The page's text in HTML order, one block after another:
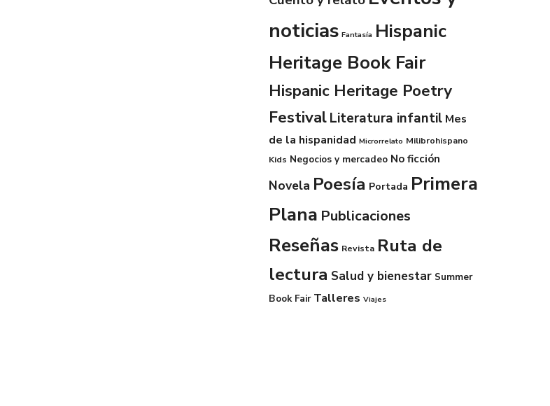
noticias Fantasía Hispanic
Heritage Book Fair
Hispanic Heritage Poetry
FestivalLiteratura infantil Mes
de la hispanidad Microrrelato Milibrohispano
Kids Negocios y mercadeo No ficción
Novela Poesía Portada Primera
Plana Publicaciones
Reseñas Revista Ruta de
lectura Salud y bienestar Summer
Book Fair Talleres Viajes